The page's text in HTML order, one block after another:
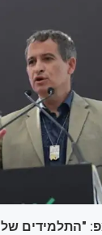
"התלמידים